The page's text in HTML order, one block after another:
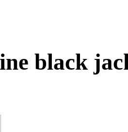
black